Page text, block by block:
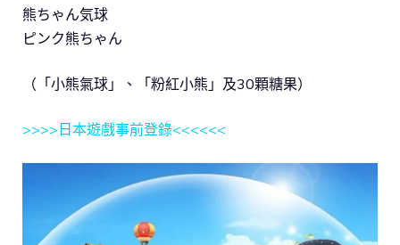
熊ちゃん気球
ピンク熊ちゃん
（「小熊氣球」、「粉紅小熊」及30顆糖果）
>>>>日本遊戲事前登錄<<<<<<